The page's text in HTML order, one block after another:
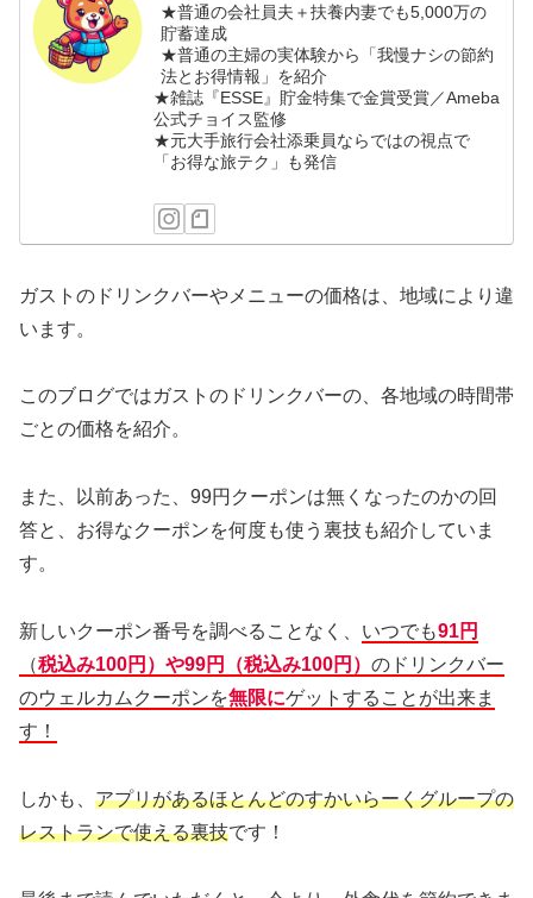
★普通の会社員夫＋扶養内妻でも5,000万の
貯蓄達成
★普通の主婦の実体験から「我慢ナシの節約
法とお得情報」を紹介
★雑誌『ESSE』貯金特集で金賞受賞／Ameba
公式チョイス監修
★元大手旅行会社添乗員ならではの視点で
「お得な旅テク」も発信
ガストのドリンクバーやメニューの価格は、地域により違
います。
このブログではガストのドリンクバーの、各地域の時間帯
ごとの価格を紹介。
また、以前あった、99円クーポンは無くなったのかの回
答と、お得なクーポンを何度も使う裏技も紹介していま
す。
新しいクーポン番号を調べることなく、 いつでも91円
（税込み100円）や99円（税込み100円） のドリンクバー
のウェルカムクーポンを無限にゲットすることが出来ま
す！
しかも、 アプリがあるほとんどのすかいらーくグループの
レストランで使える裏技です！